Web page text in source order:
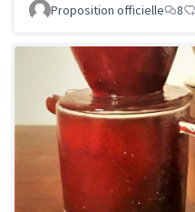
Proposition officielle 8